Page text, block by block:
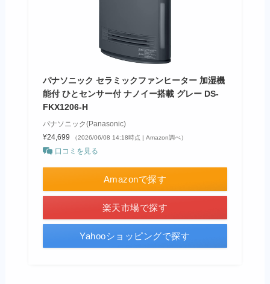
パナソニック セラミックファンヒーター 加湿機
能付 ひとセンサー付 ナノイー搭載 グレー DS-
FKX1206-H
パナソニック(Panasonic)
¥24,699
（2026/06/08 14:18時点 | Amazon調べ）
口コミを見る
Amazonで探す
楽天市場で探す
Yahooショッピングで探す